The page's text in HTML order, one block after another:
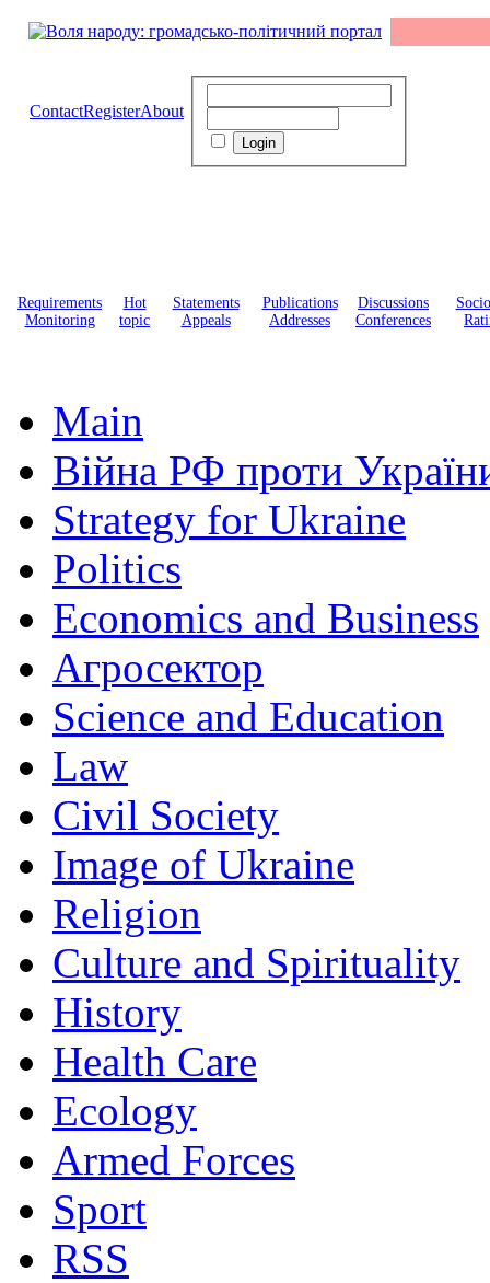
ContactRegisterAbout
Requirements
Monitoring
Hot
topic
Statements
Appeals
Publications
Addresses
Discussions
Conferences
Main
Війна РФ проти
Strategy for Ukraine
Politics
Economics and Business
Агросектор
Science and Education
Law
Civil Society
Image of Ukraine
Religion
Culture and Spirituality
History
Health Care
Ecology
Armed Forces
Sport
RSS